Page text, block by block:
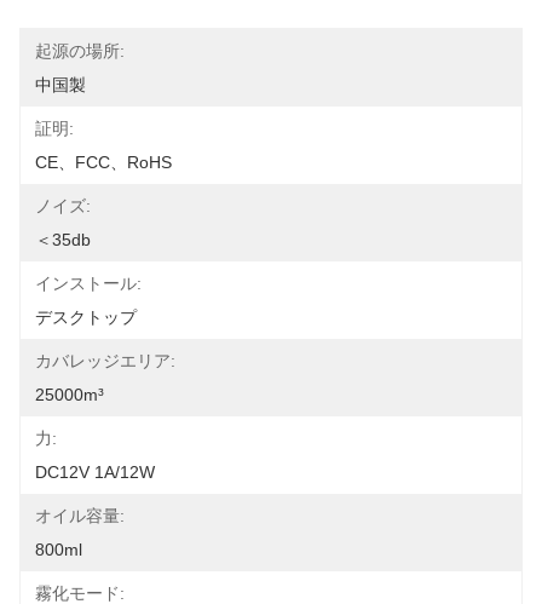
起源の場所:
中国製
証明:
CE、FCC、RoHS
ノイズ:
＜35db
インストール:
デスクトップ
カバレッジエリア:
25000m³
力:
DC12V 1A/12W
オイル容量:
800ml
霧化モード: